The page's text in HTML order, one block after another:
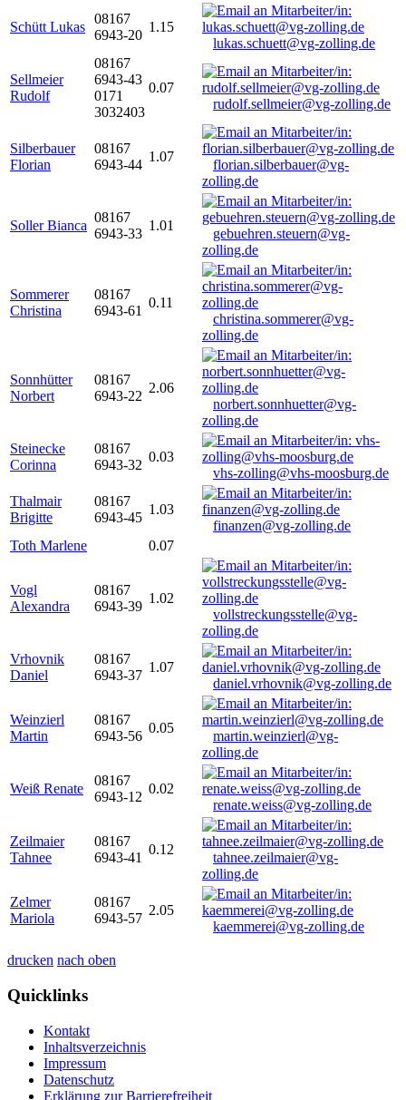
Schütt Lukas
08167
6943-20
1.15
lukas.schuett@vg-zolling.de
Sellmeier
Rudolf
08167
6943-43
0171
3032403
0.07
rudolf.sellmeier@vg-zolling.de
Silberbauer
Florian
08167
6943-44
1.07
florian.silberbauer@vg-
zolling.de
Soller Bianca
08167
6943-33
1.01
gebuehren.steuern@vg-
zolling.de
Sommerer
Christina
08167
6943-61
0.11
christina.sommerer@vg-
zolling.de
Sonnhütter
Norbert
08167
6943-22
2.06
norbert.sonnhuetter@vg-
zolling.de
Steinecke
Corinna
08167
6943-32
0.03
vhs-zolling@vhs-moosburg.de
Thalmair
Brigitte
08167
6943-45
1.03
finanzen@vg-zolling.de
Toth Marlene
0.07
Vogl
Alexandra
08167
6943-39
1.02
vollstreckungsstelle@vg-
zolling.de
Vrhovnik
Daniel
08167
6943-37
1.07
daniel.vrhovnik@vg-zolling.de
Weinzierl
Martin
08167
6943-56
0.05
martin.weinzierl@vg-
zolling.de
Weiß Renate
08167
6943-12
0.02
renate.weiss@vg-zolling.de
Zeilmaier
Tahnee
08167
6943-41
0.12
tahnee.zeilmaier@vg-
zolling.de
Zelmer
Mariola
08167
6943-57
2.05
kaemmerei@vg-zolling.de
drucken nach oben
Quicklinks
Kontakt
Inhaltsverzeichnis
Impressum
Datenschutz
Erklärung zur Barrierefreiheit